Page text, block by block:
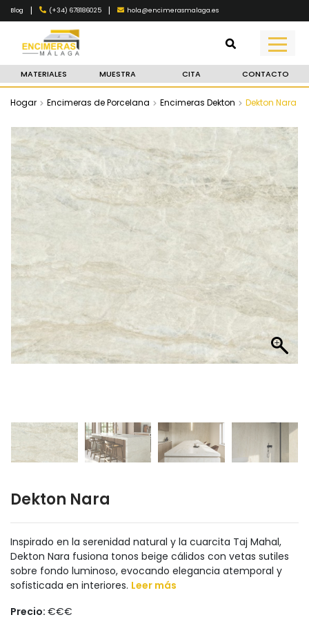
Blog | (+34) 678186025 | hola@encimerasmalaga.es
MATERIALES MUESTRA CITA CONTACTO
Hogar Encimeras de Porcelana Encimeras Dekton Dekton Nara
Dekton Nara
Inspirado en la serenidad natural y la cuarcita Taj Mahal,
Dekton Nara fusiona tonos beige cálidos con vetas sutiles
sobre fondo luminoso, evocando elegancia atemporal y
sofisticada en interiores. Leer más
Precio: €€€